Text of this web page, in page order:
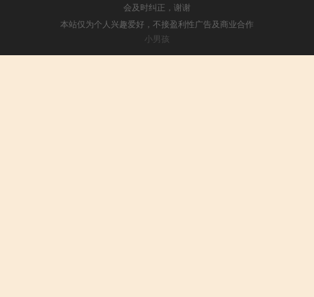
会及时纠正，谢谢
本站仅为个人兴趣爱好，不接盈利性广告及商业合作
小男孩